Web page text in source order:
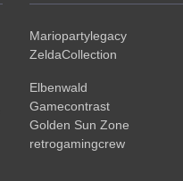
Mariopartylegacy
ZeldaCollection
Elbenwald
Gamecontrast
Golden Sun Zone
retrogamingcrew